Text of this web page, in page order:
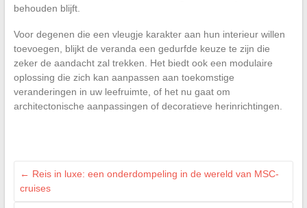
behouden blijft.
Voor degenen die een vleugje karakter aan hun interieur willen
toevoegen, blijkt de veranda een gedurfde keuze te zijn die
zeker de aandacht zal trekken. Het biedt ook een modulaire
oplossing die zich kan aanpassen aan toekomstige
veranderingen in uw leefruimte, of het nu gaat om
architectonische aanpassingen of decoratieve herinrichtingen.
← Reis in luxe: een onderdompeling in de wereld van MSC-
cruises